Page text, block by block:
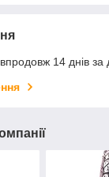
14 днів за